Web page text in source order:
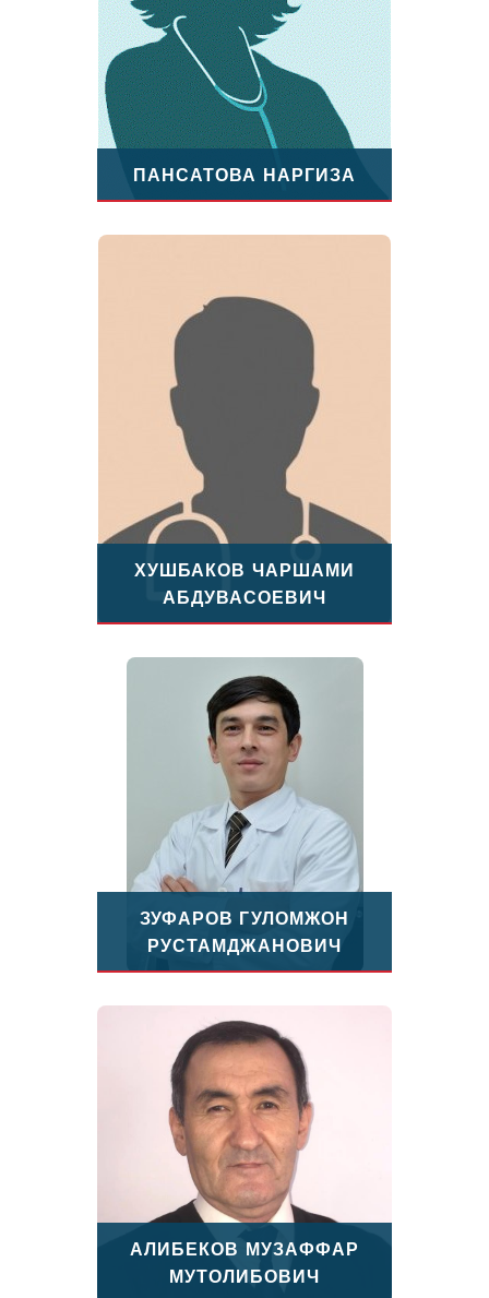
ПАНСАТОВА НАРГИЗА
ХУШБАКОВ ЧАРШАМИ
АБДУВАСОЕВИЧ
ЗУФАРОВ ГУЛОМЖОН
РУСТАМДЖАНОВИЧ
АЛИБЕКОВ МУЗАФФАР
МУТОЛИБОВИЧ